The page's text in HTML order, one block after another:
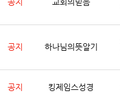
공지 교회의믿음
공지 하나님의뜻알기
공지 킹제임스성경